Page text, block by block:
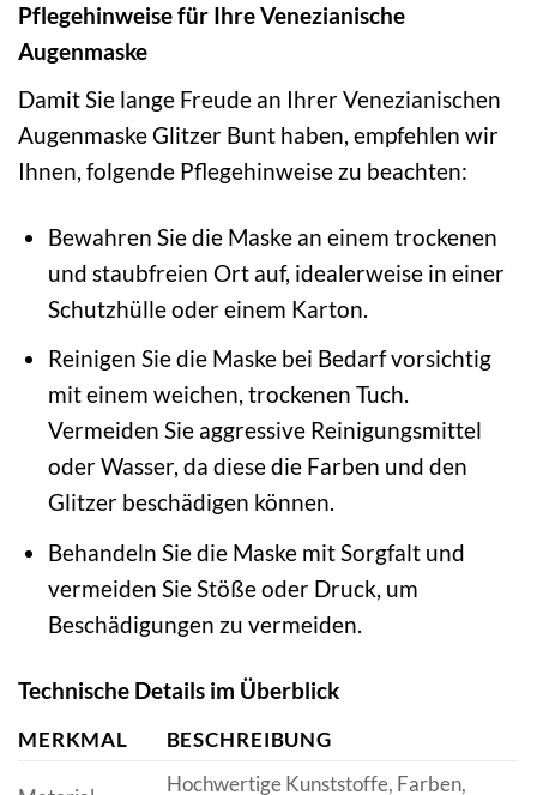
Pflegehinweise für Ihre Venezianische
Augenmaske
Damit Sie lange Freude an Ihrer Venezianischen
Augenmaske Glitzer Bunt haben, empfehlen wir
Ihnen, folgende Pflegehinweise zu beachten:
Bewahren Sie die Maske an einem trockenen
und staubfreien Ort auf, idealerweise in einer
Schutzhülle oder einem Karton.
Reinigen Sie die Maske bei Bedarf vorsichtig
mit einem weichen, trockenen Tuch.
Vermeiden Sie aggressive Reinigungsmittel
oder Wasser, da diese die Farben und den
Glitzer beschädigen können.
Behandeln Sie die Maske mit Sorgfalt und
vermeiden Sie Stöße oder Druck, um
Beschädigungen zu vermeiden.
Technische Details im Überblick
MERKMAL BESCHREIBUNG
Hochwertige Kunststoffe, Farben,